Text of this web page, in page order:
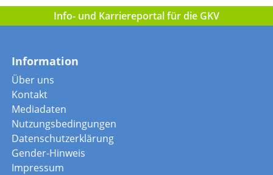
Info- und Karriereportal für die GKV
Information
Über uns
Kontakt
Mediadaten
Nutzungsbedingungen
Datenschutzerklärung
Gender-Hinweis
Impressum